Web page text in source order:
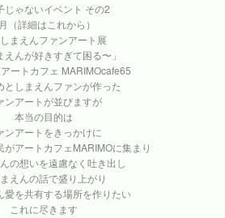
じゃないイベント その2
（詳細はこれから）
しまえんファンアート展
えんが好きすぎて困る〜」
ートカフェ MARIMOcafe65
としまえんファンが作った
ンアートが並びますが
本当の目的は
ンアートをきっかけに
がアートカフェMARIMOに集まり
の想いを遠慮なく吐き出し
えんの話で盛り上がり
愛を共有する場所を作りたい
これに尽きます